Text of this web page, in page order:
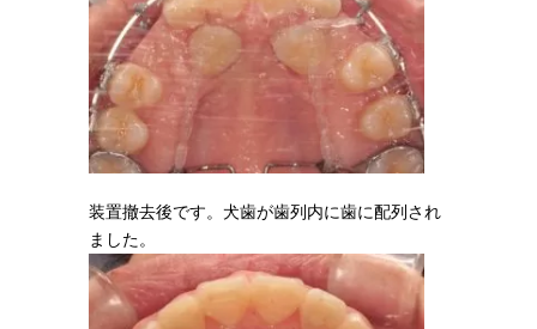
装置撤去後です。犬歯が歯列内に歯に配列され
ました。